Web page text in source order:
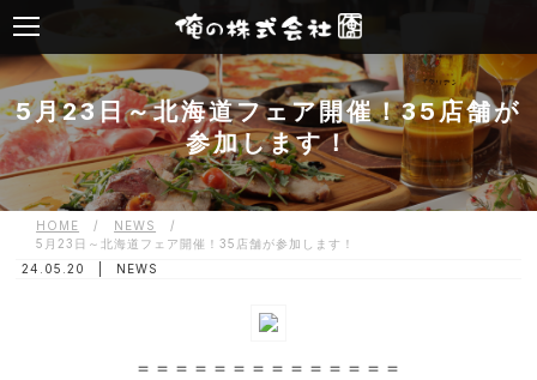
5月23日～北海道フェア開催！35店舗が
参加します！
HOME / NEWS
/
5月23日～北海道フェア開催！35店舗が参加します！
24.05.20 |
NEWS
＝＝＝＝＝＝＝＝＝＝＝＝＝＝